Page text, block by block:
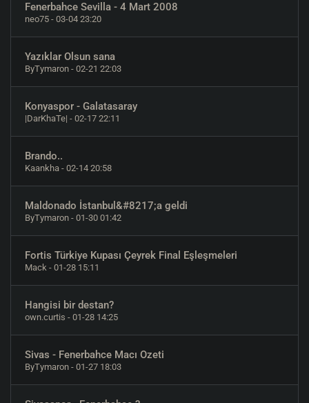
Fenerbahce Sevilla - 4 Mart 2008
neo75 - 03-04 23:20
Yazıklar Olsun sana
ByTymaron - 02-21 22:03
Konyaspor - Galatasaray
|DarKhaTe| - 02-17 22:11
Brando..
Kaankha - 02-14 20:58
Maldonado İstanbul&#8217;a geldi
ByTymaron - 01-30 01:42
Fortis Türkiye Kupası Çeyrek Final Eşleşmeleri
Mack - 01-28 15:11
Hangisi bir destan?
own.curtis - 01-28 14:25
Sivas - Fenerbahce Macı Ozeti
ByTymaron - 01-27 18:03